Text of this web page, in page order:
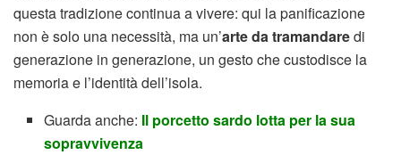
questa tradizione continua a vivere: qui la panificazione
non è solo una necessità, ma un’arte da tramandaredi
generazione in generazione, un gesto che custodisce la
memoria e l’identità dell’isola.
Guarda anche: Il porcetto sardo lotta per la sua
sopravvivenza